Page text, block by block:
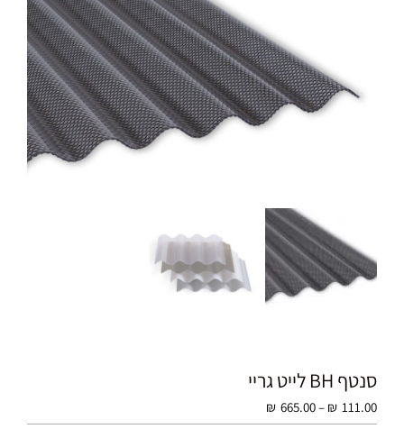
סנטף BH לייט גריי
₪ 111.00
–
₪ 665.00
מחירים: